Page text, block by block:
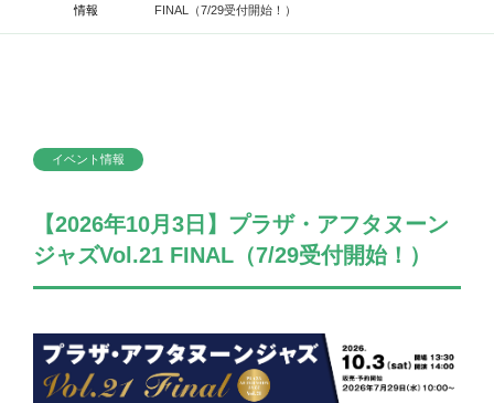
情報
FINAL（7/29受付開始！）
イベント情報
【2026年10月3日】プラザ・アフタヌーン
ジャズVol.21 FINAL（7/29受付開始！）